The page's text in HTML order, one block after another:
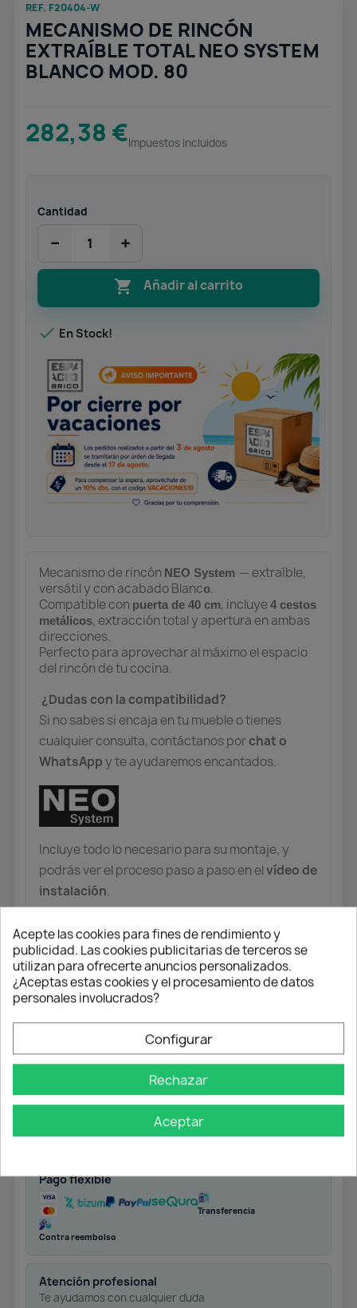
REF. F20404-W
MECANISMO DE RINCÓN
EXTRAÍBLE TOTAL NEO SYSTEM
BLANCO MOD. 80
282,38 €Impuestos incluidos
Cantidad
− +
 Añadir al carrito
 En Stock!
Mecanismo de rincón NEO System — extraíble,
versátil y con acabado Blanco.
Compatible con puerta de 40 cm, incluye4 cestos
metálicos, extracción total y apertura en ambas
direcciones.
Perfecto para aprovechar al máximo el espacio
del rincón de tu cocina.
¿Dudas con la compatibilidad?
Si no sabes si encaja en tu mueble o tienes
cualquier consulta, contáctanos porchat o
WhatsAppy te ayudaremos encantados.
Incluye todo lo necesario para su montaje, y
podrás ver el proceso paso a paso en elvídeo de
instalación.
Desde 50 € en península
Pago flexible
Transferencia
Contra reembolso
Atención profesional
Te ayudamos con cualquier duda
Acepte las cookies para fines de rendimiento y
publicidad. Las cookies publicitarias de terceros se
utilizan para ofrecerte anuncios personalizados.
¿Aceptas estas cookies y el procesamiento de datos
personales involucrados?
Configurar
Rechazar
Aceptar